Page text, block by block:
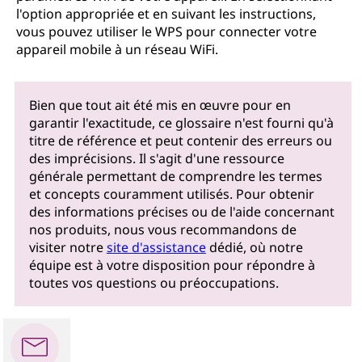
l'option appropriée et en suivant les instructions,
vous pouvez utiliser le WPS pour connecter votre
appareil mobile à un réseau WiFi.
Bien que tout ait été mis en œuvre pour en
garantir l'exactitude, ce glossaire n'est fourni qu'à
titre de référence et peut contenir des erreurs ou
des imprécisions. Il s'agit d'une ressource
générale permettant de comprendre les termes
et concepts couramment utilisés. Pour obtenir
des informations précises ou de l'aide concernant
nos produits, nous vous recommandons de
visiter notresite d'assistancedédié, où notre
équipe est à votre disposition pour répondre à
toutes vos questions ou préoccupations.